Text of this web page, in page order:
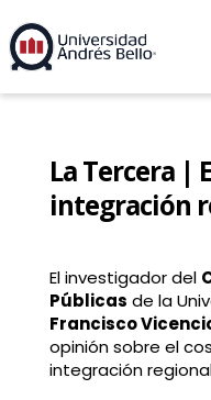
La Tercera |
integración
El investigador del
Públicas de la
Francisco
opinión sobre el
integración